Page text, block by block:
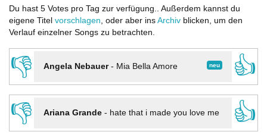
Du hast 5 Votes pro Tag zur verfügung.. Außerdem kannst du
eigene Titel vorschlagen, oder aber ins Archiv blicken, um den
Verlauf einzelner Songs zu betrachten.
👎 neu
Angela Nebauer- Mia Bella Amore
👍
👎
Ariana Grande- hate that i made you love me
👍